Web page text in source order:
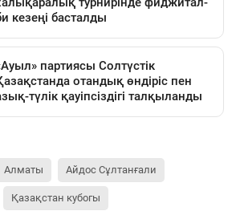
Алматы Айдос Сұлтанғали
Қазақстан кубогы